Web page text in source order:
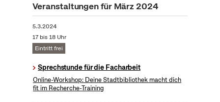
Veranstaltungen für März 2024
5.3.2024
17 bis 18 Uhr
Eintritt frei
Sprechstunde für die Facharbeit
Online-Workshop: Deine Stadtbibliothek macht dich
fit im Recherche-Training